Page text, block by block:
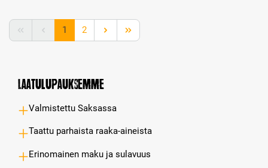
Page
1 Page
2
Laatulupauksemme
Valmistettu Saksassa
Taattu parhaista raaka-aineista
Erinomainen maku ja sulavuus